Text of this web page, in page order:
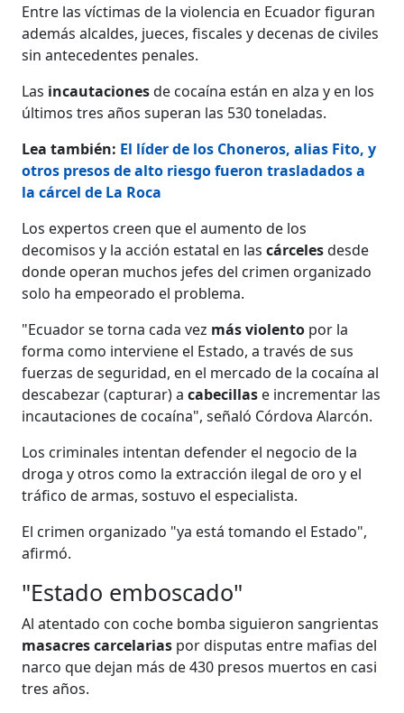
Entre las víctimas de la violencia en Ecuador figuran
además alcaldes, jueces, fiscales y decenas de civiles
sin antecedentes penales.
Las incautacionesde cocaína están en alza y en los
últimos tres años superan las 530 toneladas.
Lea también: El líder de los Choneros, alias Fito, y
otros presos de alto riesgo fueron trasladados a
la cárcel de La Roca
Los expertos creen que el aumento de los
decomisos y la acción estatal en lascárcelesdesde
donde operan muchos jefes del crimen organizado
solo ha empeorado el problema.
"Ecuador se torna cada vez más violento por la
forma como interviene el Estado, a través de sus
fuerzas de seguridad, en el mercado de la cocaína al
descabezar (capturar) acabecillas e incrementar las
incautaciones de cocaína", señaló Córdova Alarcón.
Los criminales intentan defender el negocio de la
droga y otros como la extracción ilegal de oro y el
tráfico de armas, sostuvo el especialista.
El crimen organizado "ya está tomando el Estado",
afirmó.
"Estado emboscado"
Al atentado con coche bomba siguieron sangrientas
masacres carcelarias por disputas entre mafias del
narco que dejan más de 430 presos muertos en casi
tres años.